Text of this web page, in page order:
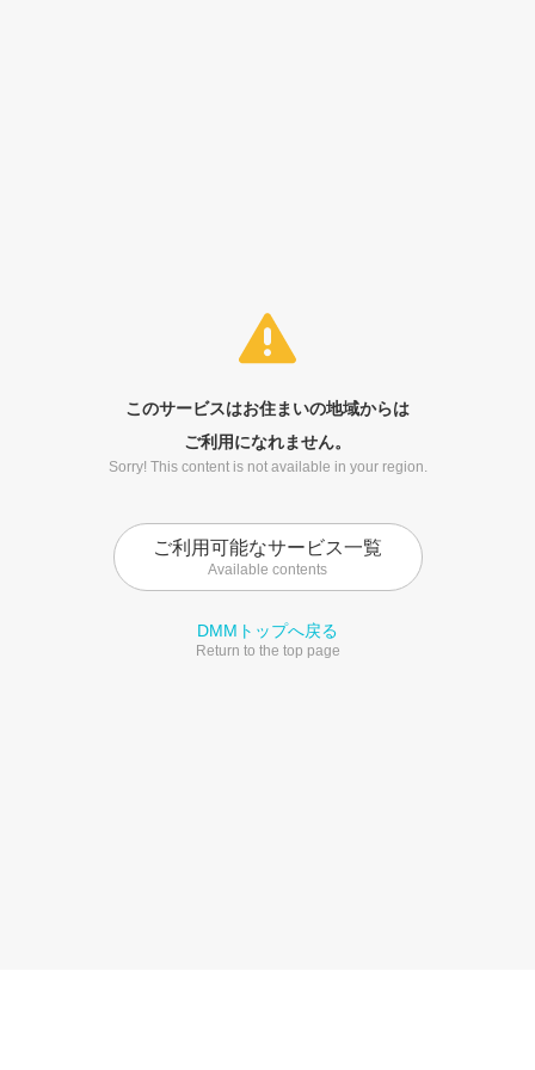
このサービスはお住まいの地域からは
ご利用になれません。
Sorry! This content is not available in your region.
ご利用可能なサービス一覧
Available contents
DMMトップへ戻る
Return to the top page